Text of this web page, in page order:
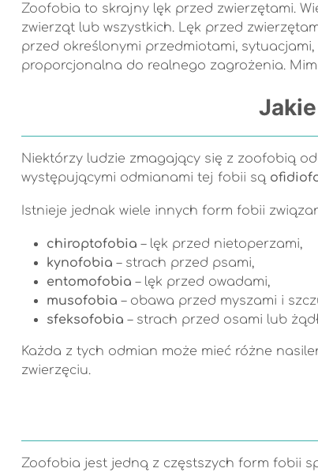
Zoofobia to skrajny lęk przed zwierzętami.
zwierząt lub wszystkich. Lęk przed
przed określonymi przedmiotami,
proporcjonalna do realnego zagrożenia.
Niektórzy ludzie zmagający się z zoofobią
występującymi odmianami tej fobii są
Istnieje jednak wiele innych form fobii
chiroptofobia– lęk przed nietoperzami,
kynofobia – strach przed psami,
entomofobia – lęk przed owadami,
musofobia – obawa przed myszami i
sfeksofobia – strach przed osami lub
Każda z tych odmian może mieć różne
zwierzęciu.
Zoofobia jest jedną z częstszych form fobii